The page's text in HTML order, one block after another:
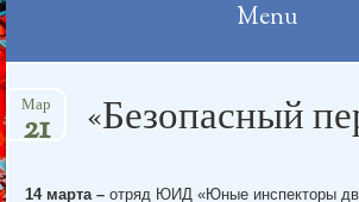
Menu
to
«Безопасный
Мар
21
14 марта –отряд ЮИД «Юные инспекторы